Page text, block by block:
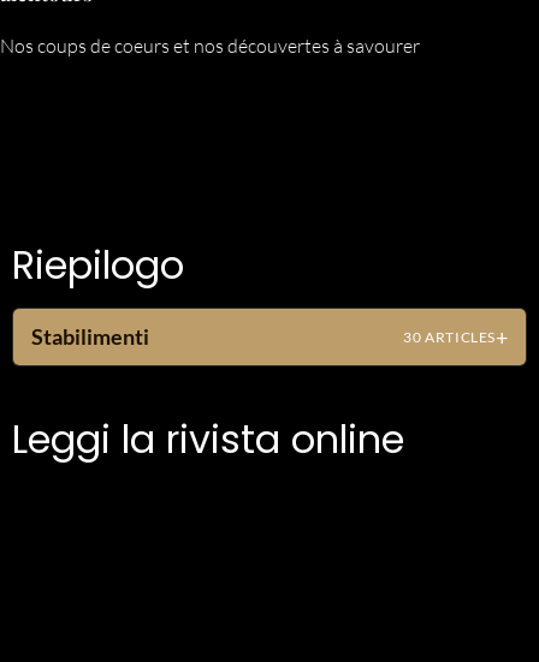
Nos coups de coeurs et nos découvertes à savourer
Riepilogo
Stabilimenti 30 ARTICLES
Leggi la rivista online